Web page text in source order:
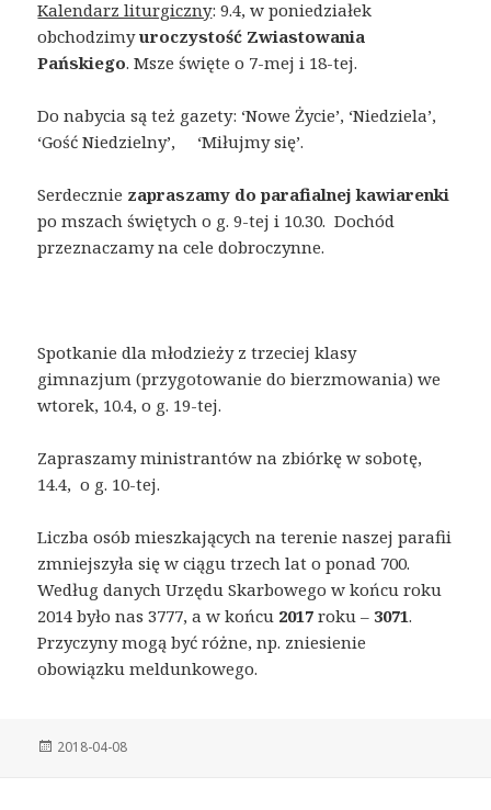
Kalendarz liturgiczny: 9.4, w poniedziałek
obchodzimyuroczystość Zwiastowania
Pańskiego. Msze święte o 7-mej i 18-tej.
Do nabycia są też gazety: ‘Nowe Życie’, ‘Niedziela’,
‘Gość Niedzielny’, ‘Miłujmy się’.
Serdecznie zapraszamy do parafialnej kawiarenki
po mszach świętych o g. 9-tej i 10.30. Dochód
przeznaczamy na cele dobroczynne.
Spotkanie dla młodzieży z trzeciej klasy
gimnazjum (przygotowanie do bierzmowania) we
wtorek, 10.4, o g. 19-tej.
Zapraszamy ministrantów na zbiórkę w sobotę,
14.4, o g. 10-tej.
Liczba osób mieszkających na terenie naszej parafii
zmniejszyła się w ciągu trzech lat o ponad 700.
Według danych Urzędu Skarbowego w końcu roku
2014 było nas 3777, a w końcu 2017roku – 3071.
Przyczyny mogą być różne, np. zniesienie
obowiązku meldunkowego.
Posted
2018-04-08